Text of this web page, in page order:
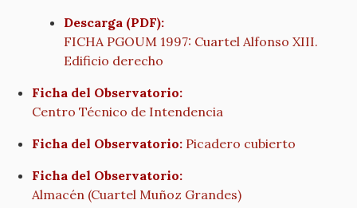
Descarga (PDF):
FICHA PGOUM 1997: Cuartel Alfonso XIII.
Edificio derecho
Ficha del Observatorio:
Centro Técnico de Intendencia
Ficha del Observatorio: Picadero cubierto
Ficha del Observatorio:
Almacén (Cuartel Muñoz Grandes)